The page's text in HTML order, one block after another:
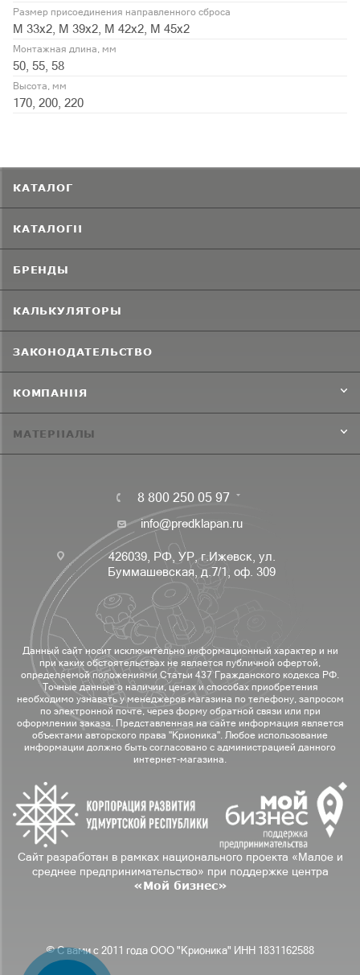
Размер присоединения направленного сброса
М 33x2, М 39x2, М 42x2, М 45x2
Монтажная длина, мм
50, 55, 58
Высота, мм
170, 200, 220
КАТАЛОГ
КАТАЛОГИ
БРЕНДЫ
КАЛЬКУЛЯТОРЫ
ЗАКОНОДАТЕЛЬСТВО
КОМПАНИЯ
МАТЕРИАЛЫ
8 800 250 05 97
info@predklapan.ru
426039, РФ, УР, г.Ижевск, ул.
Буммашевская, д.7/1, оф. 309
Данный сайт носит исключительно информационный характер и ни
при каких обстоятельствах не является публичной офертой,
определяемой положениями Статьи 437 Гражданского кодекса РФ.
Точные данные о наличии, ценах и способах приобретения
необходимо узнавать у менеджеров магазина по телефону, запросом
по электронной почте, через форму обратной связи или при
оформлении заказа. Представленная на сайте информация является
объектами авторского права "Крионика". Любое использование
информации должно быть согласовано с администрацией данного
интернет-магазина.
Сайт разработан в рамках национального проекта «Малое и
среднее предпринимательство» при поддержке центра
«Мой бизнес»
© С вами с 2011 года ООО "Крионика" ИНН 1831162588